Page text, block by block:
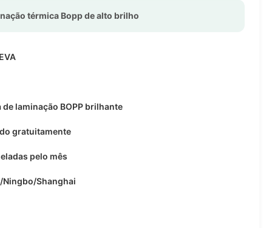
térmica Bopp de alto brilho
de laminação BOPP brilhante
gratuitamente
pelo mês
Ningbo/Shanghai